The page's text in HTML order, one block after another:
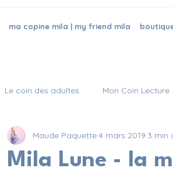
ma copine mila | my friend mila
Le coin des adultes Mon Coin Lecture
Mila Lune - la
Maude Paquette4 mars 2019 3 min